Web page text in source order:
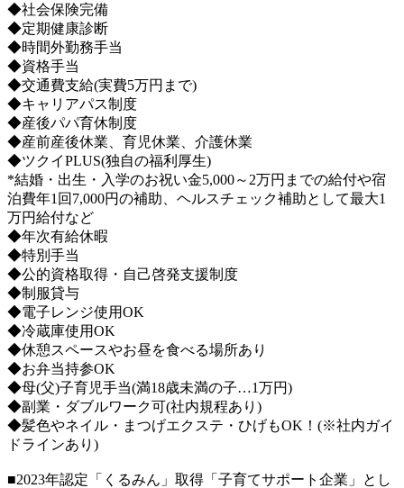
◆社会保険完備
◆定期健康診断
◆時間外勤務手当
◆資格手当
◆交通費支給(実費5万円まで)
◆キャリアパス制度
◆産後パパ育休制度
◆産前産後休業、育児休業、介護休業
◆ツクイPLUS(独自の福利厚生)
*結婚・出生・入学のお祝い金5,000～2万円までの給付や宿
泊費年1回7,000円の補助、ヘルスチェック補助として最大1
万円給付など
◆年次有給休暇
◆特別手当
◆公的資格取得・自己啓発支援制度
◆制服貸与
◆電子レンジ使用OK
◆冷蔵庫使用OK
◆休憩スペースやお昼を食べる場所あり
◆お弁当持参OK
◆母(父)子育児手当(満18歳未満の子…1万円)
◆副業・ダブルワーク可(社内規程あり)
◆髪色やネイル・まつげエクステ・ひげもOK！(※社内ガイ
ドラインあり)
■2023年認定「くるみん」取得「子育てサポート企業」とし